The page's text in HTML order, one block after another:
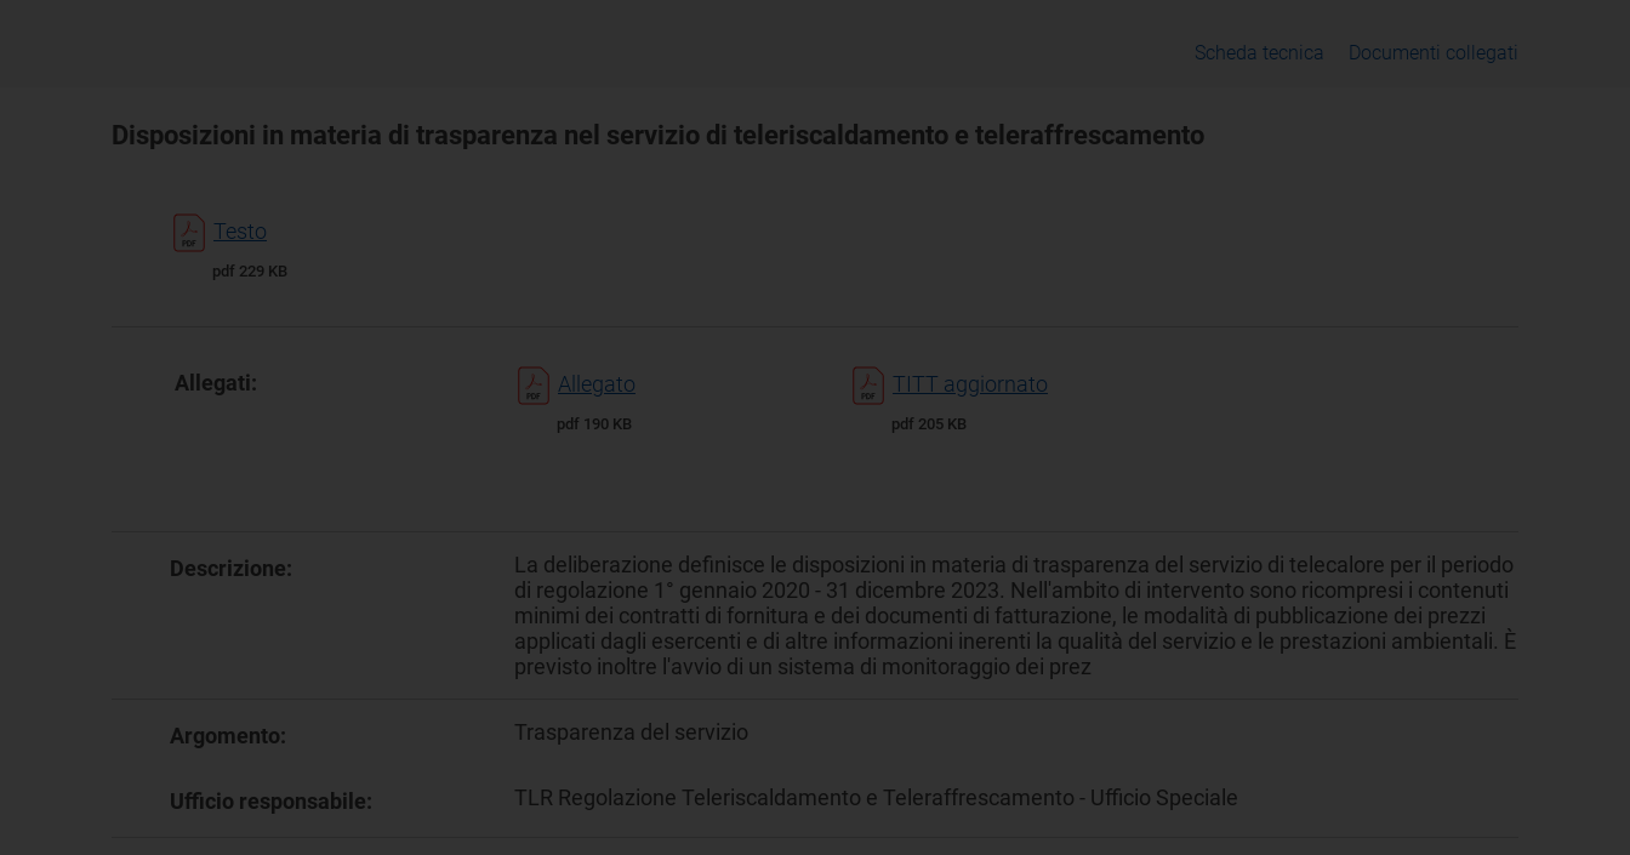
Scheda tecnica Documenti collegati
Disposizioni in materia di trasparenza nel servizio di teleriscaldamento e teleraffrescamento
Testo
pdf 229 KB
Allegati: Allegato
pdf 190 KB
TITT aggiornato
pdf 205 KB
Descrizione:
La deliberazione definisce le disposizioni in materia di trasparenza del servizio di telecalore per il periodo
di regolazione 1° gennaio 2020 - 31 dicembre 2023. Nell'ambito di intervento sono ricompresi i contenuti
minimi dei contratti di fornitura e dei documenti di fatturazione, le modalità di pubblicazione dei prezzi
applicati dagli esercenti e di altre informazioni inerenti la qualità del servizio e le prestazioni ambientali. È
previsto inoltre l'avvio di un sistema di monitoraggio dei prez
Argomento: Trasparenza del servizio
Ufficio responsabile: TLR Regolazione Teleriscaldamento e Teleraffrescamento - Ufficio Speciale